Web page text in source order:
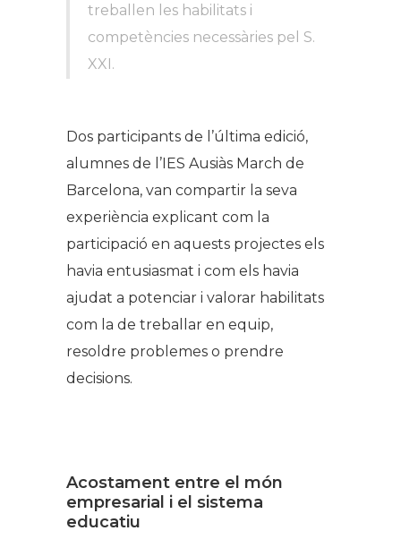
treballen les habilitats i
competències necessàries pel S.
XXI.
Dos participants de l’última edició,
alumnes de l’IES Ausiàs March de
Barcelona, van compartir la seva
experiència explicant com la
participació en aquests projectes els
havia entusiasmat i com els havia
ajudat a potenciar i valorar habilitats
com la de treballar en equip,
resoldre problemes o prendre
decisions.
Acostament entre el món
empresarial i el sistema
educatiu